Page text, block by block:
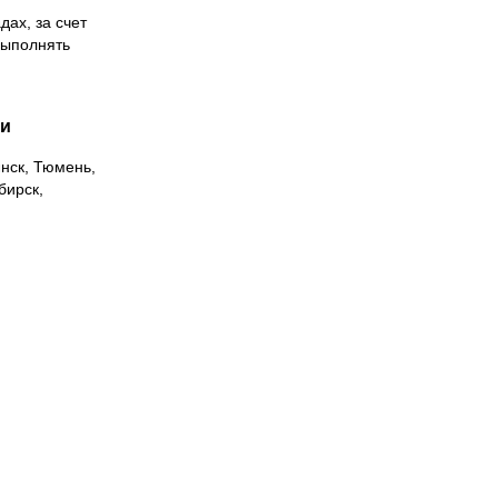
за счет
Тюмень,